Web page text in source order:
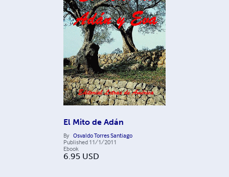
El Mito de Adán
By Osvaldo Torres Santiago
Published 11/1/2011
Ebook
6.95 USD